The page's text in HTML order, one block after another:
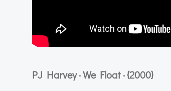
PJ Harvey · We Float ·{2000}